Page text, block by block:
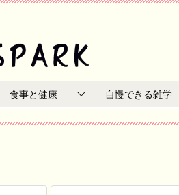
食事と健康 自慢できる雑学